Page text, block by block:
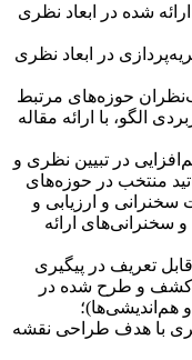
شده در ابعاد نظری
در ابعاد نظری
حوزه‌های مرتبط
الگو، با ارائه مقاله
در تبیین نظری و
منتخب در حوزه‌های
و ارزیابی و
سخنرانی‌های ارائه
تعریف در پیگیری
(کشف و طرح شده در
هم‌اندیشی‌ها)؛
با هدف طراحی نقشه